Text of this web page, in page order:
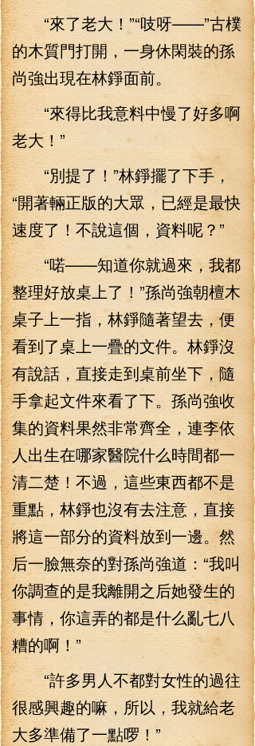
“來了老大！”“吱呀——”古樸
的木質門打開，一身休閑裝的孫
尚強出現在林錚面前。
“來得比我意料中慢了好多啊
老大！”
“別提了！”林錚擺了下手，
“開著輛正版的大眾，已經是最快
速度了！不說這個，資料呢？”
“喏——知道你就過來，我都
整理好放桌上了！”孫尚強朝檀木
桌子上一指，林錚隨著望去，便
看到了桌上一疊的文件。林錚沒
有說話，直接走到桌前坐下，隨
手拿起文件來看了下。孫尚強收
集的資料果然非常齊全，連李依
人出生在哪家醫院什么時間都一
清二楚！不過，這些東西都不是
重點，林錚也沒有去注意，直接
將這一部分的資料放到一邊。然
后一臉無奈的對孫尚強道：“我叫
你調查的是我離開之后她發生的
事情，你這弄的都是什么亂七八
糟的啊！”
“許多男人不都對女性的過往
很感興趣的嘛，所以，我就給老
大多準備了一點啰！”